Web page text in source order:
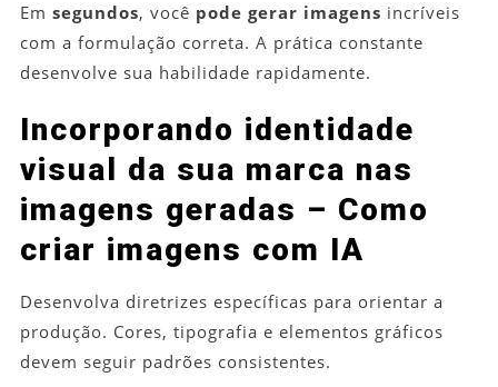
Em segundos, você pode gerar imagens incríveis
com a formulação correta. A prática constante
desenvolve sua habilidade rapidamente.
Incorporando identidade
visual da sua marca nas
imagens geradas – Como
criar imagens com IA
Desenvolva diretrizes específicas para orientar a
produção. Cores, tipografia e elementos gráficos
devem seguir padrões consistentes.